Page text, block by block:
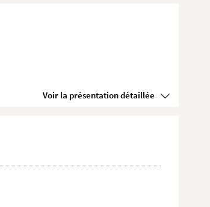
Voir la présentation détaillée